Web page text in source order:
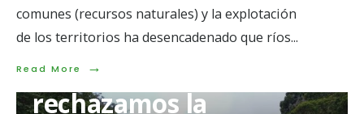
comunes (recursos naturales) y la explotación
de los territorios ha desencadenado que ríos...
Read More →
Read
Proteger
Desde la CJL
rechazamos la